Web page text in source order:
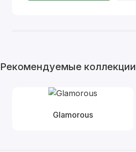
Рекомендуемые коллекции
Glamorous